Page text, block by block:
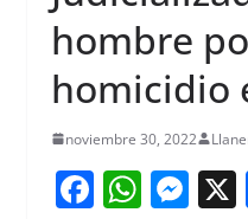
hombre
homicidio
noviembre 30, 2022
F W M